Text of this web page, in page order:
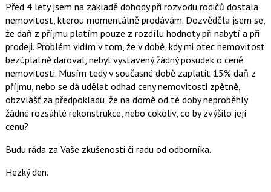
Před 4 lety jsem na základě dohody při rozvodu rodičů dostala
nemovitost, kterou momentálně prodávám. Dozvěděla jsem se,
že daň z příjmu platím pouze z rozdílu hodnoty při nabytí a při
prodeji. Problém vidím v tom, že v době, kdy mi otec nemovitost
bezúplatně daroval, nebyl vystavený žádný posudek o ceně
nemovitosti. Musím tedy v současné době zaplatit 15% daň z
příjmu, nebo se dá udělat odhad ceny nemovitosti zpětně,
obzvlášť za předpokladu, že na domě od té doby neproběhly
žádné rozsáhlé rekonstrukce, nebo cokoliv, co by zvýšilo její
cenu?
Budu ráda za Vaše zkušenosti či radu od odborníka.
Hezký den.